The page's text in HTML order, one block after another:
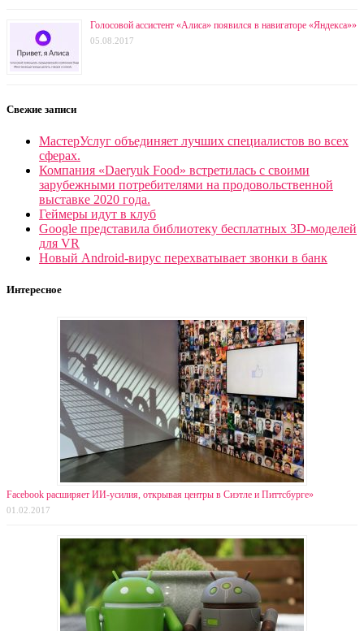
Голосовой ассистент «Алиса» появился в навигаторе «Яндекса»»
05.08.2017
Свежие записи
МастерУслуг объединяет лучших специалистов во всех
сферах.
Компания «Daeryuk Food» встретилась с своими
зарубежными потребителями на продовольственной
выставке 2020 года.
Геймеры идут в клуб
Google представила библиотеку бесплатных 3D-моделей
для VR
Новый Android-вирус перехватывает звонки в банк
Интересное
Facebook расширяет ИИ-усилия, открывая центры в Сиэтле и Питтсбурге»
01.02.2017